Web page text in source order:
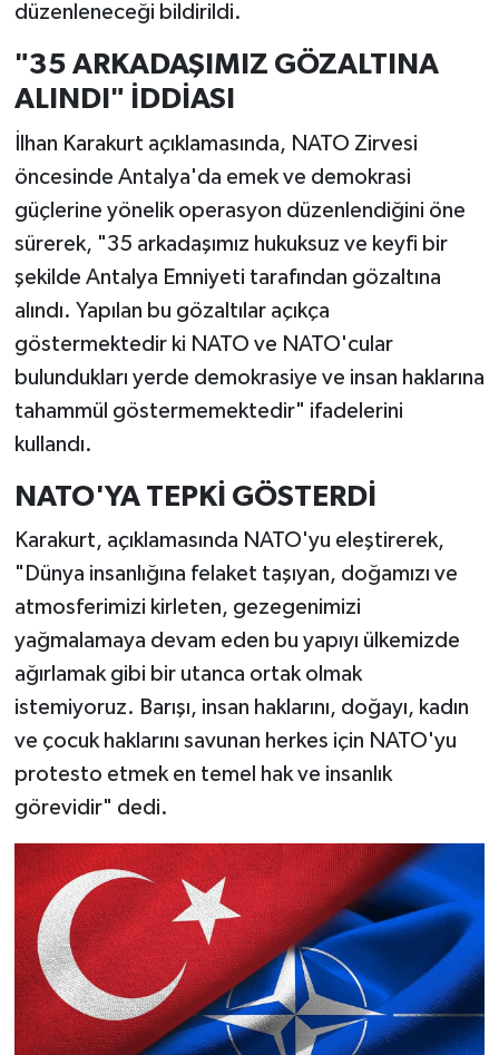
düzenleneceği bildirildi.
"35 ARKADAŞIMIZ GÖZALTINA
ALINDI" İDDİASI
İlhan Karakurt açıklamasında, NATO Zirvesi
öncesinde Antalya'da emek ve demokrasi
güçlerine yönelik operasyon düzenlendiğini öne
sürerek, "35 arkadaşımız hukuksuz ve keyfi bir
şekilde Antalya Emniyeti tarafından gözaltına
alındı. Yapılan bu gözaltılar açıkça
göstermektedir ki NATO ve NATO'cular
bulundukları yerde demokrasiye ve insan haklarına
tahammül göstermemektedir" ifadelerini
kullandı.
NATO'YA TEPKİ GÖSTERDİ
Karakurt, açıklamasında NATO'yu eleştirerek,
"Dünya insanlığına felaket taşıyan, doğamızı ve
atmosferimizi kirleten, gezegenimizi
yağmalamaya devam eden bu yapıyı ülkemizde
ağırlamak gibi bir utanca ortak olmak
istemiyoruz. Barışı, insan haklarını, doğayı, kadın
ve çocuk haklarını savunan herkes için NATO'yu
protesto etmek en temel hak ve insanlık
görevidir" dedi.